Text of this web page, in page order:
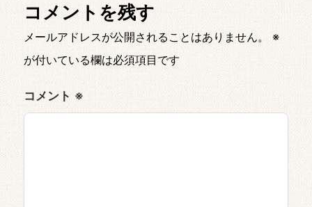
コメントを残す
メールアドレスが公開されることはありません。
※
が付いている欄は必須項目です
コメント ※